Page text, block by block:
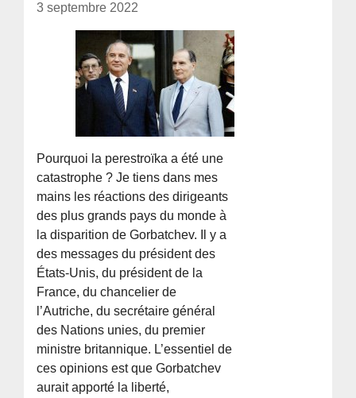
3 septembre 2022
Pourquoi la perestroïka a été une
catastrophe ? Je tiens dans mes
mains les réactions des dirigeants
des plus grands pays du monde à
la disparition de Gorbatchev. Il y a
des messages du président des
États-Unis, du président de la
France, du chancelier de
l’Autriche, du secrétaire général
des Nations unies, du premier
ministre britannique. L’essentiel de
ces opinions est que Gorbatchev
aurait apporté la liberté,